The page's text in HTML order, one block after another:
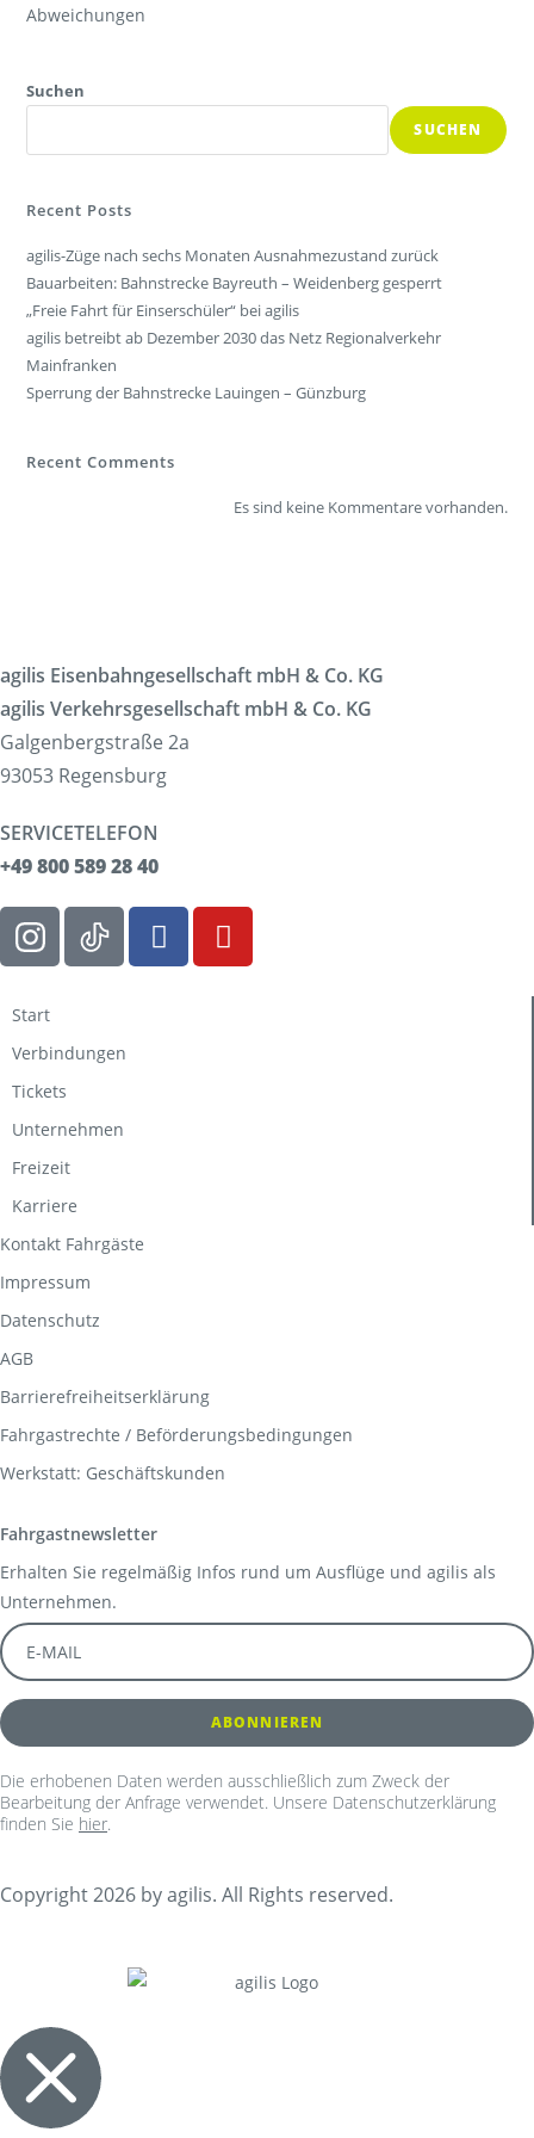
Abweichungen
Suchen
SUCHEN
Recent Posts
agilis-Züge nach sechs Monaten Ausnahmezustand zurück
Bauarbeiten: Bahnstrecke Bayreuth – Weidenberg gesperrt
„Freie Fahrt für Einserschüler“ bei agilis
agilis betreibt ab Dezember 2030 das Netz Regionalverkehr
Mainfranken
Sperrung der Bahnstrecke Lauingen – Günzburg
Recent Comments
Es sind keine Kommentare vorhanden.
agilis Eisenbahngesellschaft mbH & Co. KG
agilis Verkehrsgesellschaft mbH & Co. KG
Galgenbergstraße 2a
93053 Regensburg
SERVICETELEFON
+49 800 589 28 40
Start
Verbindungen
Tickets
Unternehmen
Freizeit
Karriere
Kontakt Fahrgäste
Impressum
Datenschutz
AGB
Barrierefreiheitserklärung
Fahrgastrechte / Beförderungsbedingungen
Werkstatt: Geschäftskunden
Fahrgastnewsletter
Erhalten Sie regelmäßig Infos rund um Ausflüge und agilis als
Unternehmen.
Die erhobenen Daten werden ausschließlich zum Zweck der
Bearbeitung der Anfrage verwendet. Unsere Datenschutzerklärung
finden Sie hier.
Copyright 2026 by agilis. All Rights reserved.